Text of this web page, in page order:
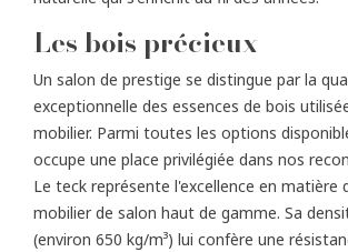
Les bois précieux
Un salon de prestige se distingue par la
exceptionnelle des essences de bois
mobilier. Parmi toutes les options
occupe une place privilégiée dans nos
Le teck représente l'excellence en matière
mobilier de salon haut de gamme. Sa
(environ 650 kg/m³) lui confère une